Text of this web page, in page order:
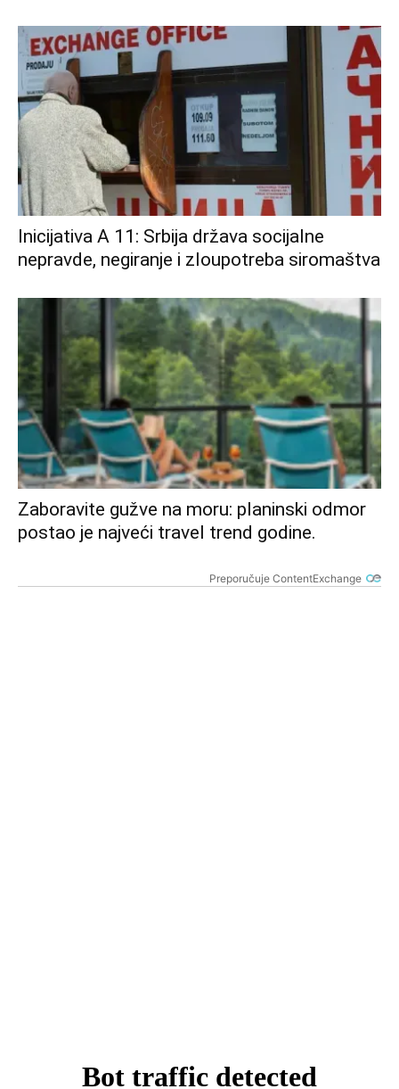
Inicijativa A 11: Srbija država socijalne
nepravde, negiranje i zloupotreba siromaštva
Zaboravite gužve na moru: planinski odmor
postao je najveći travel trend godine.
Preporučuje ContentExchange